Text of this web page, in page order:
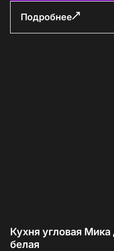
Подробнее
Кухня угловая
белая